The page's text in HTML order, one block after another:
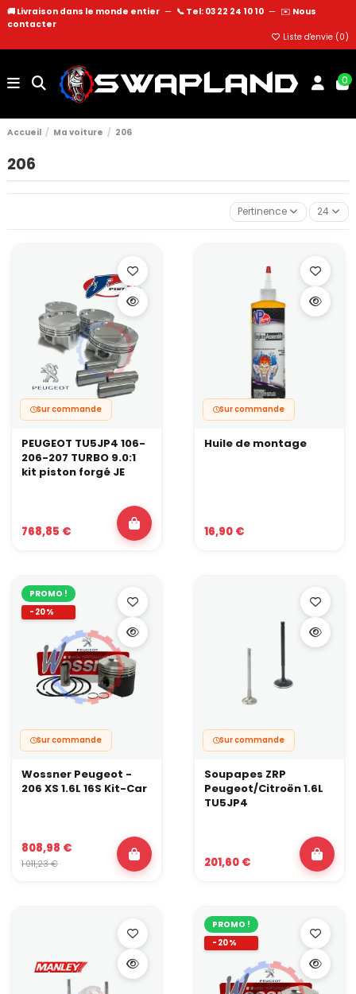
🚚 Livraison dans le monde entier — 📞 Tel: 03 22 24 10 10 — ✉️ Nous
contacter
Liste d'envie (0)
0
Accueil Ma voiture 206
206
Pertinence 24
Sur commande
PEUGEOT TU5JP4 106-
206-207 TURBO 9.0:1
kit piston forgé JE
768,85 €
Sur commande
Huile de montage
16,90 €
PROMO !
-20%
Sur commande
Wossner Peugeot -
206 XS 1.6L 16S Kit-Car
808,98 €
1 011,23 €
Sur commande
Soupapes ZRP
Peugeot/Citroën 1.6L
TU5JP4
201,60 €
PROMO !
-20%